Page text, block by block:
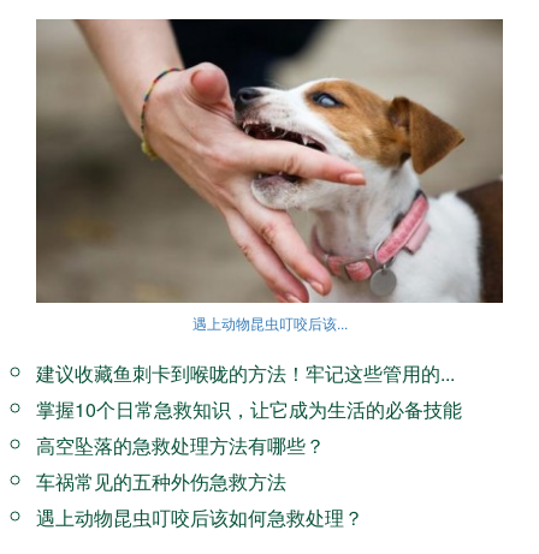
遇上动物昆虫叮咬后该...
建议收藏鱼刺卡到喉咙的方法！牢记这些管用的...
掌握10个日常急救知识，让它成为生活的必备技能
高空坠落的急救处理方法有哪些？
车祸常见的五种外伤急救方法
遇上动物昆虫叮咬后该如何急救处理？